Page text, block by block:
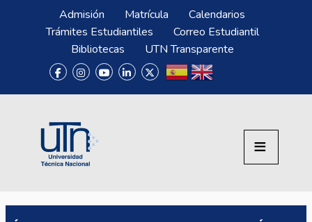
Pasar al contenido principal
Menú SuperiorAdmisión Matrícula
Calendarios
Trámites Estudiantiles
Correo Estudiantil
Bibliotecas
UTN Transparente